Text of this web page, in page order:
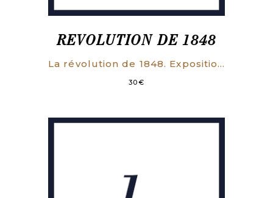
REVOLUTION DE 1848
La révolution de 1848. Exposition organisée par le comité national du centenaire.
30€